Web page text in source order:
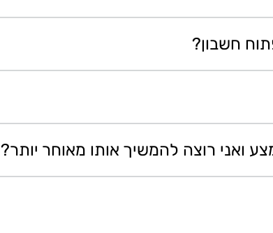
חשבון?
רוצה להמשיך אותו מאוחר יותר?